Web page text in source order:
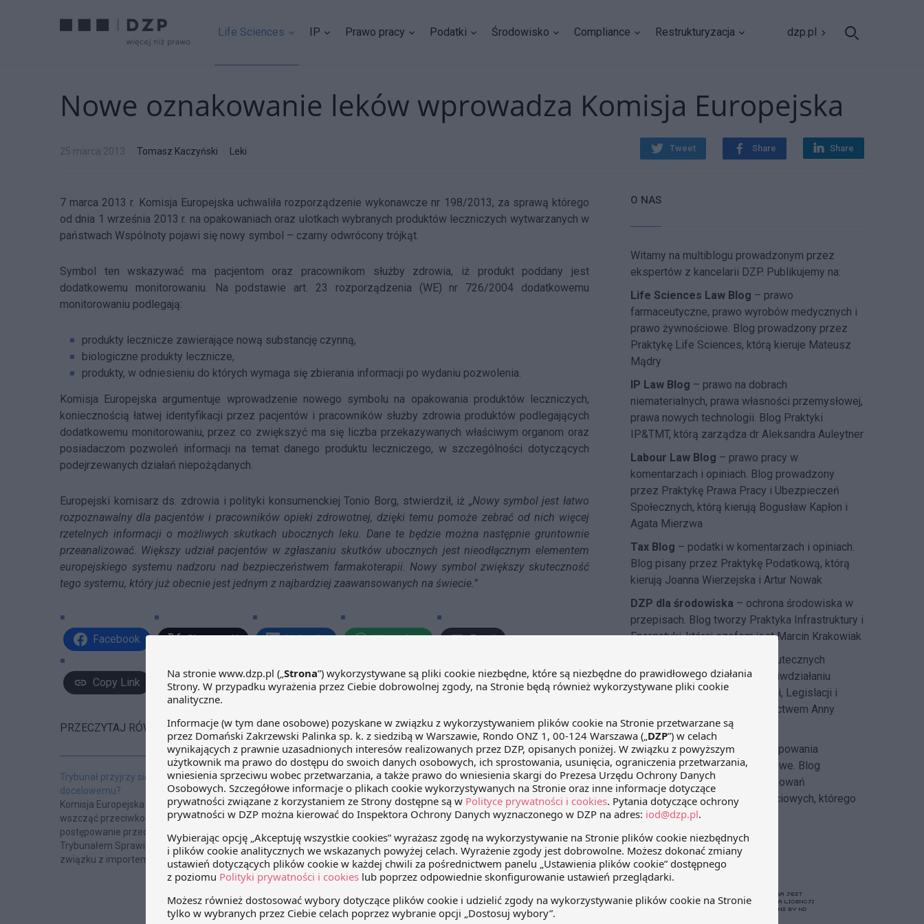
Life Sciences IP Prawo pracy Podatki Środowisko Compliance Restrukturyzacja dzp.pl
Nowe oznakowanie leków wprowadza Komisja Europejska
Tweet Share Share
25 marca 2013 Tomasz Kaczyński Leki
7 marca 2013 r. Komisja Europejska uchwaliła rozporządzenie wykonawcze nr 198/2013, za sprawą którego
od dnia 1 września 2013 r. na opakowaniach oraz ulotkach wybranych produktów leczniczych wytwarzanych w
państwach Wspólnoty pojawi się nowy symbol – czarny odwrócony trójkąt.
Symbol ten wskazywać ma pacjentom oraz pracownikom służby zdrowia, iż produkt poddany jest
dodatkowemu monitorowaniu. Na podstawie art. 23 rozporządzenia (WE) nr 726/2004 dodatkowemu
monitorowaniu podlegają:
produkty lecznicze zawierające nową substancję czynną,
biologiczne produkty lecznicze,
produkty, w odniesieniu do których wymaga się zbierania informacji po wydaniu pozwolenia.
Komisja Europejska argumentuje wprowadzenie nowego symbolu na opakowania produktów leczniczych,
koniecznością łatwej identyfikacji przez pacjentów i pracowników służby zdrowia produktów podlegających
dodatkowemu monitorowaniu, przez co zwiększyć ma się liczba przekazywanych właściwym organom oraz
posiadaczom pozwoleń informacji na temat danego produktu leczniczego, w szczególności dotyczących
podejrzewanych działań niepożądanych.
Europejski komisarz ds. zdrowia i polityki konsumenckiej Tonio Borg, stwierdził, iż„Nowy symbol jest łatwo
rozpoznawalny dla pacjentów i pracowników opieki zdrowotnej, dzięki temu pomoże zebrać od nich więcej
rzetelnych informacji o możliwych skutkach ubocznych leku. Dane te będzie można następnie gruntownie
przeanalizować. Większy udział pacjentów w zgłaszaniu skutków ubocznych jest nieodłącznym elementem
europejskiego systemu nadzoru nad bezpieczeństwem farmakoterapii. Nowy symbol zwiększy skuteczność
tego systemu, który już obecnie jest jednym z najbardziej zaawansowanych na świecie.”
Facebook Share on X LinkedIn WhatsApp Email
Copy Link
PRZECZYTAJ RÓWNIEŻ:
Trybunał przyjrzy się importowi
docelowemu?
Komisja Europejska zdecydowała się
wszcząć przeciwko Polsce
postępowanie przed Europejskim
Trybunałem Sprawiedliwości w
związku z importem docelowym.
Komisja zarzuca Polsce naruszenie
Dyrektywy farmaceutycznej poprzez
umożliwienie wprowadzania do
obrotu produktów leczniczych, co do
Przegląd ram dotyczących zmian w
odniesieniu do produktów leczniczych
Ogłoszono projekt zmian w SPC
O NAS
Witamy na multiblogu prowadzonym przez
ekspertów z kancelarii DZP. Publikujemy na:
Life Sciences Law Blog – prawo
farmaceutyczne, prawo wyrobów medycznych i
prawo żywnościowe. Blog prowadzony przez
Praktykę Life Sciences, którą kieruje Mateusz
Mądry
IP Law Blog – prawo na dobrach
niematerialnych, prawa własności przemysłowej,
prawa nowych technologii. Blog Praktyki
IP&TMT, którą zarządza dr Aleksandra Auleytner
Labour Law Blog – prawo pracy w
komentarzach i opiniach. Blog prowadzony
przez Praktykę Prawa Pracy i Ubezpieczeń
Społecznych, którą kierują Bogusław Kapłon i
Agata Mierzwa
Tax Blog – podatki w komentarzach i opiniach.
Blog pisany przez Praktykę Podatkową, którą
kierują Joanna Wierzejska i Artur Nowak
DZP dla środowiska – ochrona środowiska w
przepisach. Blog tworzy Praktyka Infrastruktury i
Energetyki, której szefem jest Marcin Krakowiak
– o skutecznych
systemach compliance i przeciwdziałaniu
korupcji piszeZespół Regulacji, Legislacji i
pod kierownictwem Anny
Hlebickiej-Józefowicz
Insolvency Law Blog
postępowania
restrukturyzacyjne i upadłościowe. Blog
tworzony przez zespół postępowań
restrukturyzacyjnych i upadłościowych, którego
szefem jest Michał Cecerko.